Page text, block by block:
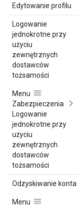
Edytowanie profilu
Logowanie
jednokrotne przy
użyciu
zewnętrznych
dostawców
tożsamości
Menu
Zabezpieczenia
Logowanie
jednokrotne przy
użyciu
zewnętrznych
dostawców
tożsamości
Odzyskiwanie konta
Menu